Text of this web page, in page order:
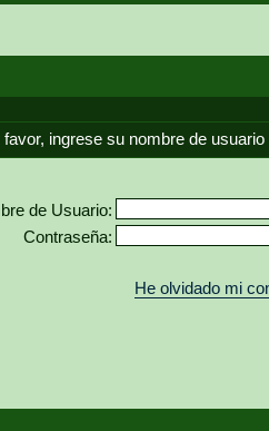
favor, ingrese su nombre de
de Usuario:
Contraseña:
He olvidado mi